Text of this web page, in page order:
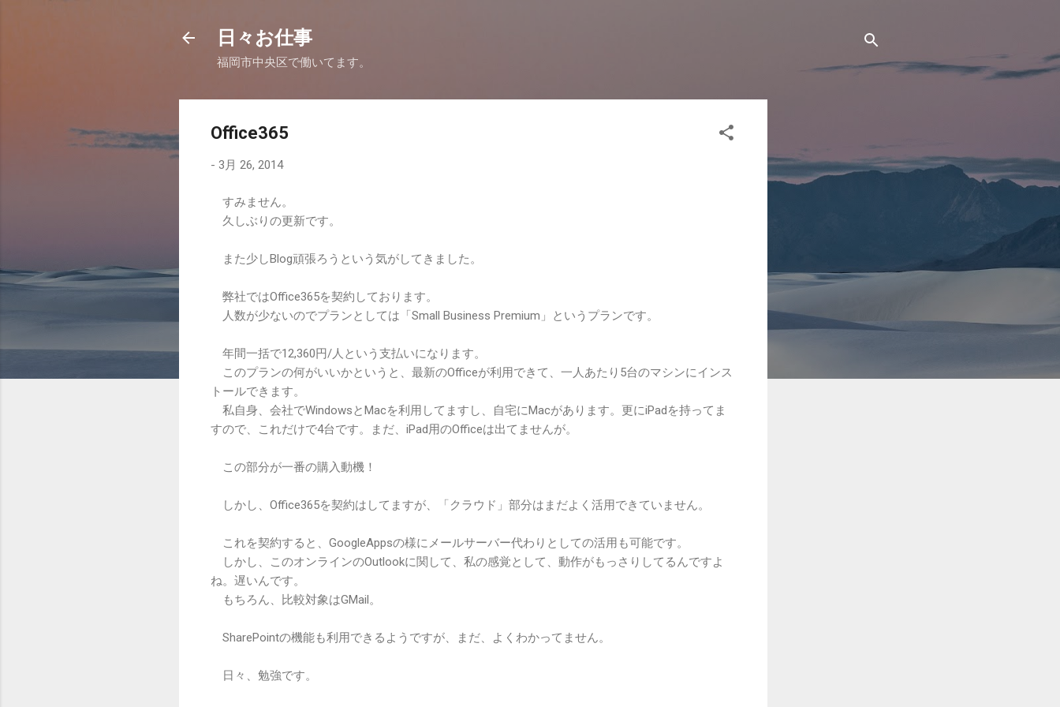
日々お仕事
福岡市中央区で働いてます。
Office365
- 3月 26, 2014
すみません。
久しぶりの更新です。
また少しBlog頑張ろうという気がしてきました。
弊社ではOffice365を契約しております。
人数が少ないのでプランとしては「Small Business Premium」というプランです。
年間一括で12,360円/人という支払いになります。
このプランの何がいいかというと、最新のOfficeが利用できて、一人あたり5台のマシンにインス
トールできます。
私自身、会社でWindowsとMacを利用してますし、自宅にMacがあります。更にiPadを持ってま
すので、これだけで4台です。まだ、iPad用のOfficeは出てませんが。
この部分が一番の購入動機！
しかし、Office365を契約はしてますが、「クラウド」部分はまだよく活用できていません。
これを契約すると、GoogleAppsの様にメールサーバー代わりとしての活用も可能です。
しかし、このオンラインのOutlookに関して、私の感覚として、動作がもっさりしてるんですよ
ね。遅いんです。
もちろん、比較対象はGMail。
SharePointの機能も利用できるようですが、まだ、よくわかってません。
日々、勉強です。